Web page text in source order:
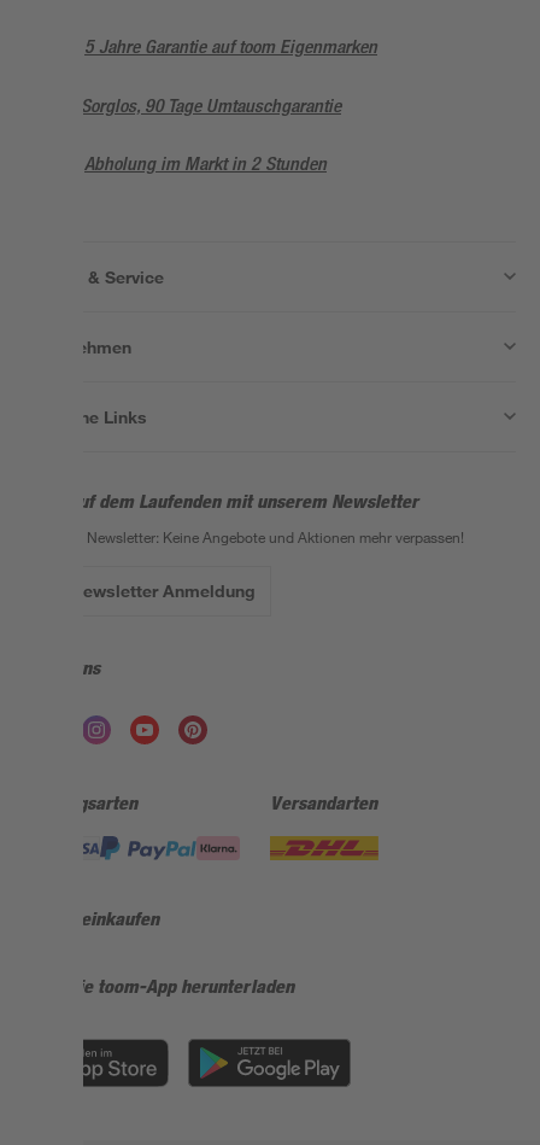
5 Jahre Garantie auf toom Eigenmarken
Sorglos, 90 Tage Umtauschgarantie
Abholung im Markt in 2 Stunden
Wissen & Service
Unternehmen
Nützliche Links
Bleib auf dem Laufenden mit unserem Newsletter
Der toom Newsletter: Keine Angebote und Aktionen mehr verpassen!
Zur Newsletter Anmeldung
Folge uns
Zahlungsarten Versandarten
Sicher einkaufen
Jetzt die toom-App herunterladen